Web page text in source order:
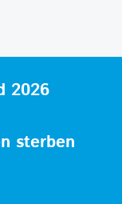
2026
sterben